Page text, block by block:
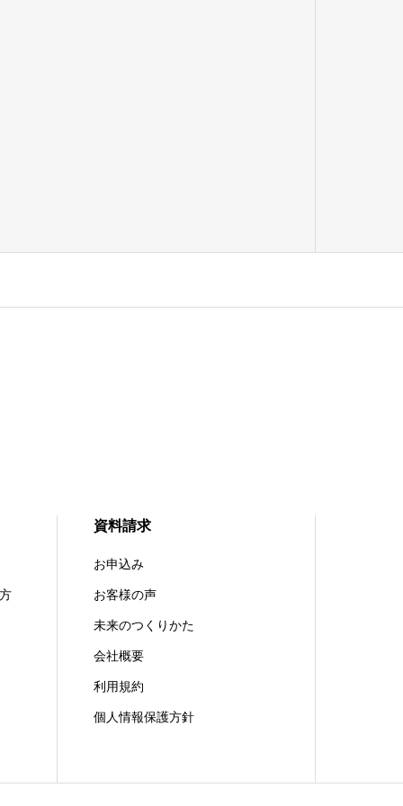
資料請求
お申込み
お客様の声
未来のつくりかた
会社概要
利用規約
個人情報保護方針